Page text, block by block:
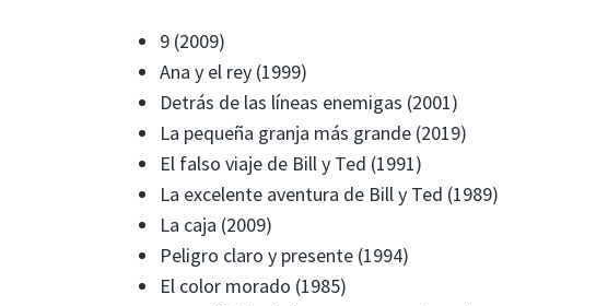
9 (2009)
Ana y el rey (1999)
Detrás de las líneas enemigas (2001)
La pequeña granja más grande (2019)
El falso viaje de Bill y Ted (1991)
La excelente aventura de Bill y Ted (1989)
La caja (2009)
Peligro claro y presente (1994)
El color morado (1985)